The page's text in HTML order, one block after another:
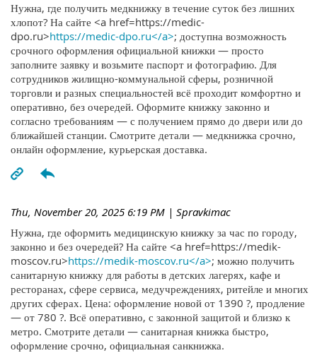
Нужна, где получить медкнижку в течение суток без лишних
хлопот? На сайте <a href=https://medic-
dpo.ru>https://medic-dpo.ru</a>; доступна возможность
срочного оформления официальной книжки — просто
заполните заявку и возьмите паспорт и фотографию. Для
сотрудников жилищно-коммунальной сферы, розничной
торговли и разных специальностей всё проходит комфортно и
оперативно, без очередей. Оформите книжку законно и
согласно требованиям — с получением прямо до двери или до
ближайшей станции. Смотрите детали — медкнижка срочно,
онлайн оформление, курьерская доставка.
Thu, November 20, 2025 6:19 PM | Spravkimac
Нужна, где оформить медицинскую книжку за час по городу,
законно и без очередей? На сайте <a href=https://medik-
moscov.ru>https://medik-moscov.ru</a>; можно получить
санитарную книжку для работы в детских лагерях, кафе и
ресторанах, сфере сервиса, медучреждениях, ритейле и многих
других сферах. Цена: оформление новой от 1390 ?, продление
— от 780 ?. Всё оперативно, с законной защитой и близко к
метро. Смотрите детали — санитарная книжка быстро,
оформление срочно, официальная санкнижка.